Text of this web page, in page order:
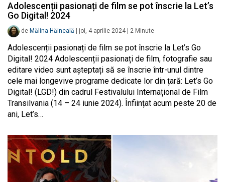
Adolescenții pasionați de film se pot înscrie la Let’s
Go Digital! 2024
de Mălina Hăineală joi, 4 aprilie 2024 2 Minute
Adolescenții pasionați de film se pot înscrie la Let’s Go
Digital! 2024 Adolescenții pasionați de film, fotografie sau
editare video sunt așteptați să se înscrie într-unul dintre
cele mai longevive programe dedicate lor din țară: Let’s Go
Digital! (LGD!) din cadrul Festivalului Internațional de Film
Transilvania (14 – 24 iunie 2024). Înființat acum peste 20 de
ani, Let’s…